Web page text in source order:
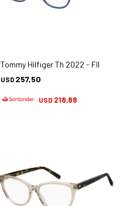
Tommy Hilfiger Th 2022 - Fll
USD 257,50
USD 218,88